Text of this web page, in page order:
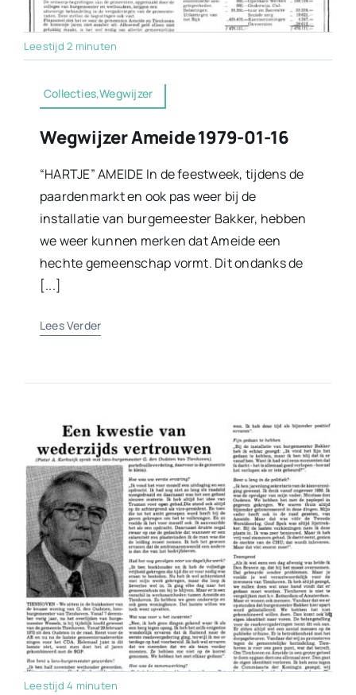
Leestijd 2 minuten
Collecties,Wegwijzer
Wegwijzer Ameide 1979-01-16
“HARTJE” AMEIDE In de feestweek, tijdens de
paardenmarkt en ook pas weer bij de
installatie van burgemeester Bakker, hebben
we weer kunnen merken dat Ameide een
hechte gemeenschap vormt. Dit ondanks de
[...]
Lees Verder
Leestijd 4 minuten